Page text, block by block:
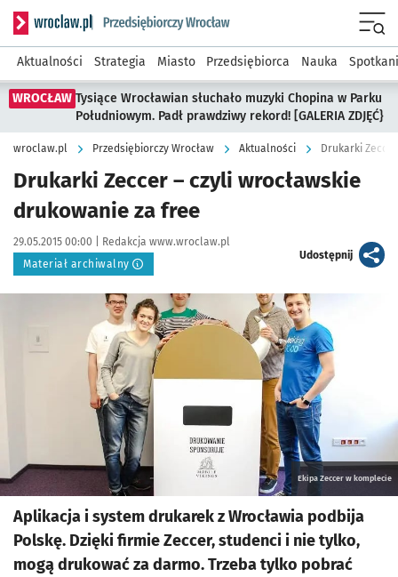
Serwis informacyjny wroclaw.pl podserwis: Strategia
Aktualności Strategia Miasto Przedsiębiorca Nauka
WROCŁAW Tysiące Wrocławian słuchało muzyki Chopina w Parku
Południowym. Padł prawdziwy rekord! [GALERIA ZDJĘĆ}
wroclaw.pl Przedsiębiorczy Wrocław Aktualności Drukarki
Drukarki Zeccer – czyli wrocławskie
drukowanie za free
Data publikacji:
29.05.2015 00:00 | Autor:
Redakcja www.wroclaw.pl
Materiał archiwalny
Udostępnijartykuł
Kliknij, aby powiększyć
Ekipa Zeccer w komplecie
Aplikacja i system drukarek z Wrocławia podbija
Polskę. Dzięki firmie Zeccer, studenci i nie tylko,
mogą drukować za darmo. Trzeba tylko pobrać